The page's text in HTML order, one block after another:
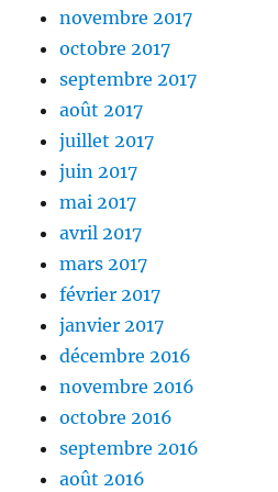
novembre 2017
octobre 2017
septembre 2017
août 2017
juillet 2017
juin 2017
mai 2017
avril 2017
mars 2017
février 2017
janvier 2017
décembre 2016
novembre 2016
octobre 2016
septembre 2016
août 2016